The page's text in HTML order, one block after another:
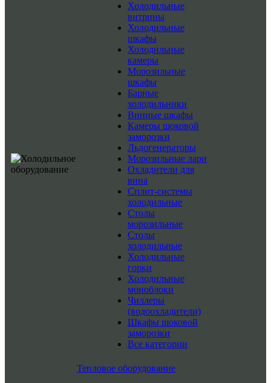
Холодильные
витрины
Холодильные
шкафы
Холодильные
камеры
Морозильные
шкафы
Барные
холодильники
Винные шкафы
Камеры шоковой
заморозки
Льдогенераторы
Морозильные лари
Охладители для
вина
Сплит-системы
холодильные
Столы
морозильные
Столы
холодильные
Холодильные
горки
Холодильные
моноблоки
Чиллеры
(водоохладители)
Шкафы шоковой
заморозки
Все категории
Тепловое оборудование